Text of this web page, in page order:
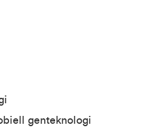
genteknologi